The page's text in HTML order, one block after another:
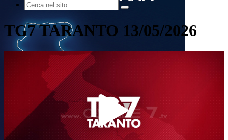
TG7 TARANTO 13/05/2026
Play